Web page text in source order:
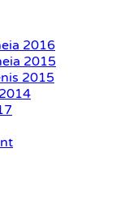
2016
2015
2015